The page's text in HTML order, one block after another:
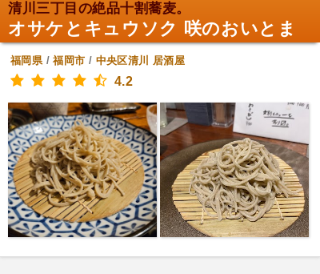
清川三丁目の絶品十割蕎麦。
オサケとキュウソク 咲のおいとま
福岡県/福岡市 / 中央区清川 居酒屋
4.2